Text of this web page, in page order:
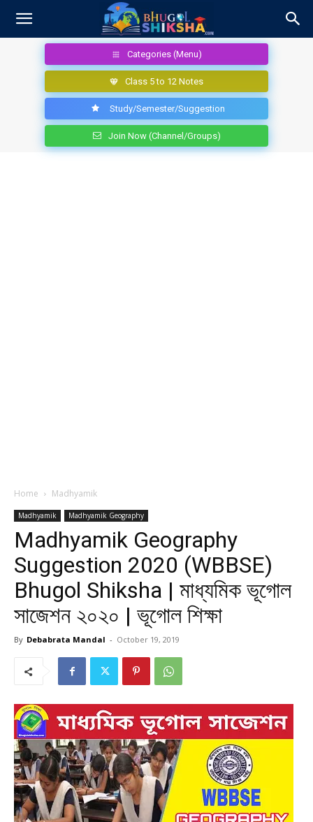
Categories (Menu)
Class 5 to 12 Notes
Study/Semester/Suggestion
Join Now (Channel/Groups)
Home Madhyamik
Madhyamik Madhyamik Geography
Madhyamik Geography
Suggestion 2020 (WBBSE)
Bhugol Shiksha | মাধ্যমিক ভূগোল
সাজেশন ২০২০ | ভূগোল শিক্ষা
By Debabrata Mandal - October 19, 2019